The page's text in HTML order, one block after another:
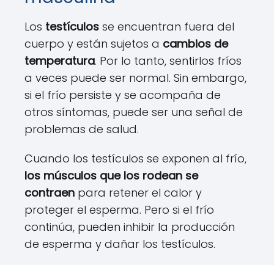
Los testículos se encuentran fuera del
cuerpo y están sujetos a cambios de
temperatura. Por lo tanto, sentirlos fríos
a veces puede ser normal. Sin embargo,
si el frío persiste y se acompaña de
otros síntomas, puede ser una señal de
problemas de salud.
Cuando los testículos se exponen al frío,
los músculos que los rodean se
contraen para retener el calor y
proteger el esperma. Pero si el frío
continúa, pueden inhibir la producción
de esperma y dañar los testículos.